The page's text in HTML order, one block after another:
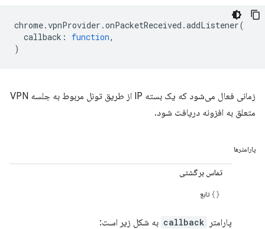
chrome.vpnProvider .onPacketReceived .addListener(
callback : function,
)
زمانی فعال می‌شود که یک بسته IP از طریق تونل مربوط به جلسه VPN
متعلق به افزونه دریافت شود.
پارامترها
تماس برگشتی
تابع
پارامتر callback به شکل زیر است: